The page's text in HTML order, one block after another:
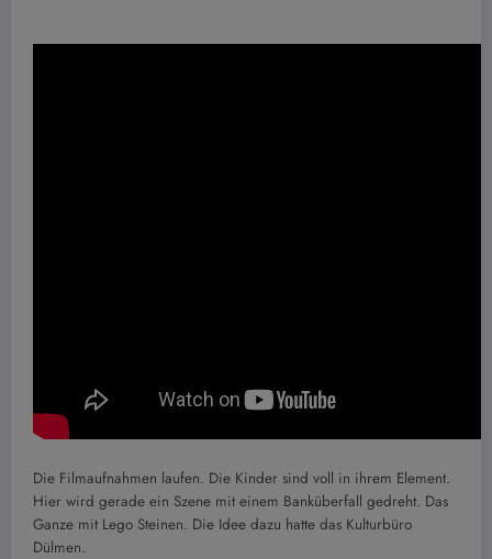
Die Filmaufnahmen laufen. Die Kinder sind voll in ihrem Element.
Hier wird gerade ein Szene mit einem Banküberfall gedreht. Das
Ganze mit Lego Steinen. Die Idee dazu hatte das Kulturbüro
Dülmen.